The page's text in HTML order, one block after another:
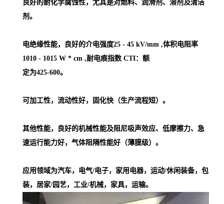
良好的耐化学腐蚀性，尤其是对燃料、润滑剂、溶剂及清洁
剂。
电绝缘性能，良好的介电强度25 - 45 kV/mm ,体积电阻率
1010 - 1015 W * cm ,耐电痕指数 CTI：额
定为425-600。
可加工性，流动性好，固化快（生产流程短）。
其他性能，良好的机械性能及阻尼吸声效应、低摩擦力、急
速运行能力好，气体阻隔性能好（薄膜级）。
应用领域为汽车，电气/电子，家用电器，运动/休闲装备，包
装，居家/园艺，工业/机械，家具，运输。